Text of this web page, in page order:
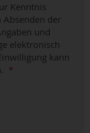
Kenntnis
der
und
elektronisch
kann